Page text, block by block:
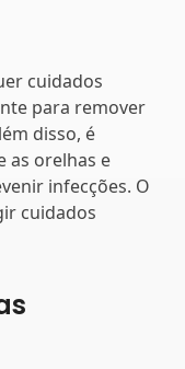
cuidados
para remover
disso, é
as orelhas e
infecções. O
cuidados